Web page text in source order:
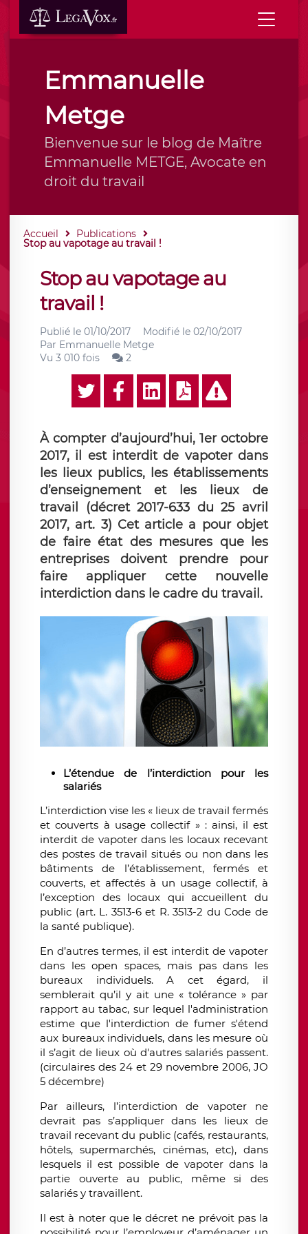
Emmanuelle
Metge
Bienvenue sur le blog de Maître
Emmanuelle METGE, Avocate en
droit du travail
Accueil Publications
Stop au vapotage au travail !
Stop au vapotage au
travail !
Publié le 01/10/2017 Modifié le 02/10/2017
Par Emmanuelle Metge
Vu 3 010 fois
2
À compter d’aujourd’hui, 1er octobre
2017, il est interdit de vapoter dans
les lieux publics, les établissements
d’enseignement et les lieux de
travail (décret 2017-633 du 25 avril
2017, art. 3) Cet article a pour objet
de faire état des mesures que les
entreprises doivent prendre pour
faire appliquer cette nouvelle
interdiction dans le cadre du travail.
L’étendue de l’interdiction pour les
salariés
L’interdiction vise les « lieux de travail fermés
et couverts à usage collectif » : ainsi, il est
interdit de vapoter dans les locaux recevant
des postes de travail situés ou non dans les
bâtiments de l’établissement, fermés et
couverts, et affectés à un usage collectif, à
l’exception des locaux qui accueillent du
public (art. L. 3513-6 et R. 3513-2 du Code de
la santé publique).
En d’autres termes, il est interdit de vapoter
dans les open spaces, mais pas dans les
bureaux individuels. A cet égard, il
semblerait qu’il y ait une « tolérance » par
rapport au tabac, sur lequel l'administration
estime que l'interdiction de fumer s'étend
aux bureaux individuels, dans les mesure où
il s’agit de lieux où d'autres salariés passent.
(circulaires des 24 et 29 novembre 2006, JO
5 décembre)
Par ailleurs, l’interdiction de vapoter ne
devrait pas s’appliquer dans les lieux de
travail recevant du public (cafés, restaurants,
hôtels, supermarchés, cinémas, etc), dans
lesquels il est possible de vapoter dans la
partie ouverte au public, même si des
salariés y travaillent.
Il est à noter que le décret ne prévoit pas la